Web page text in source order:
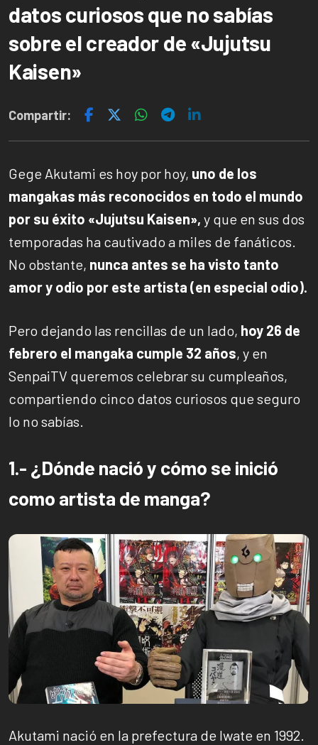
datos curiosos que no sabías
sobre el creador de «Jujutsu
Kaisen»
Compartir:
Gege Akutami es hoy por hoy, uno de los
mangakas más reconocidos en todo el mundo
por su éxito «Jujutsu Kaisen», y que en sus dos
temporadas ha cautivado a miles de fanáticos.
No obstante, nunca antes se ha visto tanto
amor y odio por este artista (en especial odio).
Pero dejando las rencillas de un lado, hoy 26 de
febrero el mangaka cumple 32 años, y en
SenpaiTV queremos celebrar su cumpleaños,
compartiendo cinco datos curiosos que seguro
lo no sabías.
1.- ¿Dónde nació y cómo se inició
como artista de manga?
Akutami nació en la prefectura de Iwate en 1992.